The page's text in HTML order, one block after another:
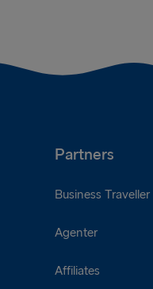
Partners
Business Traveller
Agenter
Affiliates